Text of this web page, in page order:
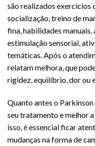
são realizados exercícios
socialização, treino de
fina, habilidades
estimulação sensorial,
temáticas. Após o
relatam melhora, que
rigidez, equilíbrio, dor ou
Quanto antes o
seu tratamento e melhor
isso, é essencial ficar
mudanças na forma de